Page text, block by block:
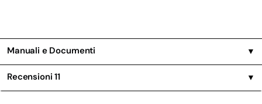
Manuali e Documenti ▼
Recensioni11 ▼